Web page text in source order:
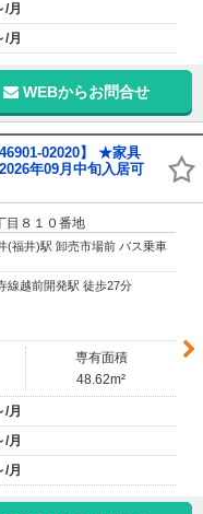
月
月
WEBからお問合せ
02020】 ★家具
年09月中旬入居可
目８１０番地
(福井)駅 卸売市場前 バス乗車
線越前開発駅 徒歩27分
専有面積
48.62m²
月
月
月